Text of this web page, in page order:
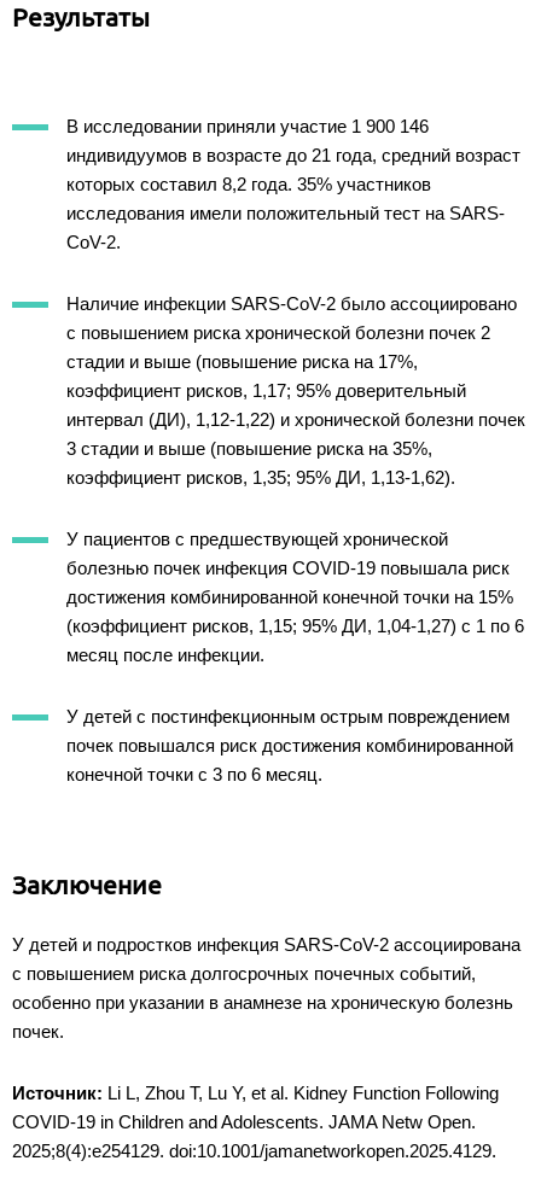
Результаты
В исследовании приняли участие 1 900 146
индивидуумов в возрасте до 21 года, средний возраст
которых составил 8,2 года. 35% участников
исследования имели положительный тест на SARS-
CoV-2.
Наличие инфекции SARS-CoV-2 было ассоциировано
с повышением риска хронической болезни почек 2
стадии и выше (повышение риска на 17%,
коэффициент рисков, 1,17; 95% доверительный
интервал (ДИ), 1,12-1,22) и хронической болезни почек
3 стадии и выше (повышение риска на 35%,
коэффициент рисков, 1,35; 95% ДИ, 1,13-1,62).
У пациентов с предшествующей хронической
болезнью почек инфекция COVID-19 повышала риск
достижения комбинированной конечной точки на 15%
(коэффициент рисков, 1,15; 95% ДИ, 1,04-1,27) с 1 по 6
месяц после инфекции.
У детей с постинфекционным острым повреждением
почек повышался риск достижения комбинированной
конечной точки с 3 по 6 месяц.
Заключение
У детей и подростков инфекция SARS-CoV-2 ассоциирована
с повышением риска долгосрочных почечных событий,
особенно при указании в анамнезе на хроническую болезнь
почек.
Источник: Li L, Zhou T, Lu Y, et al. Kidney Function Following
COVID-19 in Children and Adolescents. JAMA Netw Open.
2025;8(4):e254129. doi:10.1001/jamanetworkopen.2025.4129.